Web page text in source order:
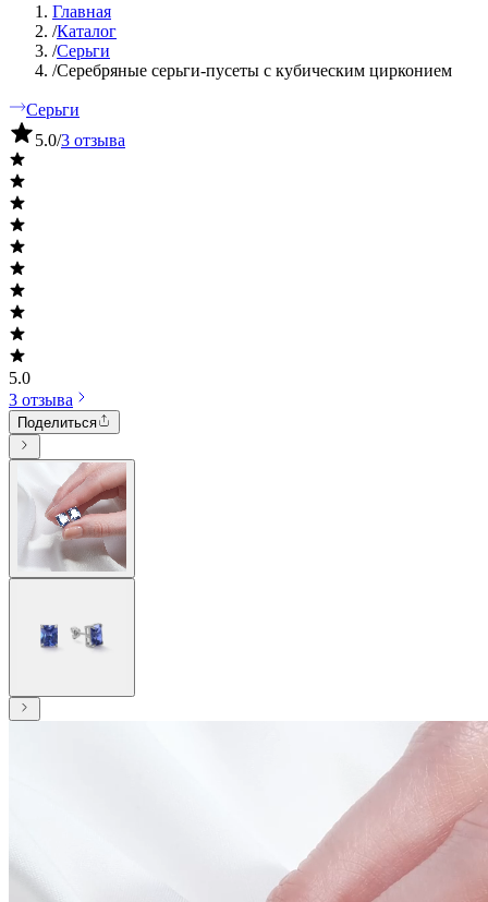
Главная
/Каталог
/Серьги
/Серебряные серьги-пусеты с кубическим цирконием
Серьги
5.0/3 отзыва
5.0
3 отзыва
Поделиться